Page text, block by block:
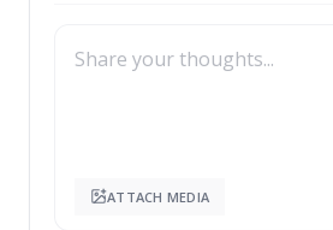
ATTACH MEDIA